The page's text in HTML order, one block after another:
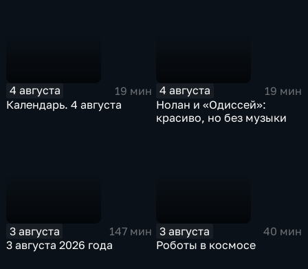
4 августа
19 мин
Календарь. 4 августа
4 августа
19 мин
Нолан и «Одиссей»:
красиво, но без музыки
3 августа
147 мин
3 августа 2026 года
3 августа
40 мин
Роботы в космосе